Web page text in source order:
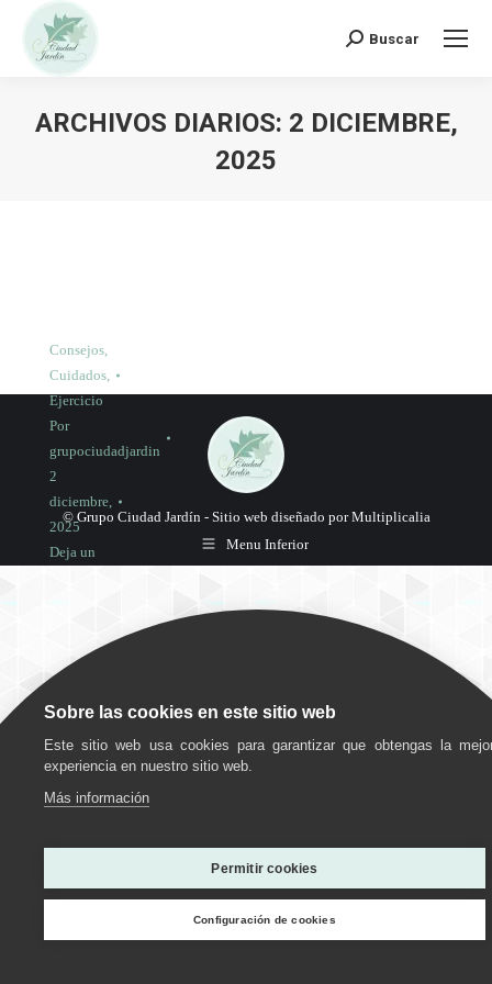
Buscar:
Buscar
ARCHIVOS DIARIOS: 2 DICIEMBRE,
2025
Consejos,
Cuidados,
Ejercicio
Por
grupociudadjardin
2
diciembre,
2025
Deja un
© Grupo Ciudad Jardín - Sitio web diseñado por Multiplicalia
Menu Inferior
Utilizamos cookies para ofrecerte la mejor experiencia en
Puedes aprender más sobre qué cookies utilizamos o
desactivarlas en losajustes.
Sobre las cookies en este sitio web
Este sitio web usa cookies para garantizar que obtengas la
experiencia en nuestro sitio web.
Más información
Permitir cookies
Configuración de cookies